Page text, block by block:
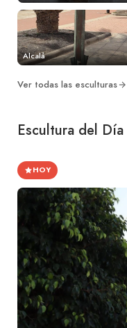
Alcalá
Ver todas las esculturas
Escultura del Día
HOY